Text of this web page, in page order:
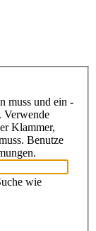
muss und ein -
Verwende
Klammer,
Benutze
wie